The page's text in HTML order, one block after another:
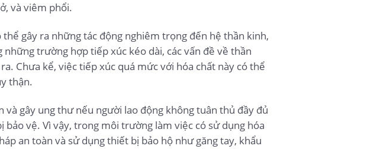
và viêm phổi.
gây ra những tác động nghiêm trọng đến hệ thần kinh,
trường hợp tiếp xúc kéo dài, các vấn đề về thần
Chưa kể, việc tiếp xúc quá mức với hóa chất này có thể
thận.
gây ung thư nếu người lao động không tuân thủ đầy đủ
vệ. Vì vậy, trong môi trường làm việc có sử dụng hóa
an toàn và sử dụng thiết bị bảo hộ như găng tay, khẩu